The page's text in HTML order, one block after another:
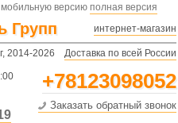
версию полная версия
Групп интернет-магазин
2014-2026 Доставка по всей России
+78123098052
Заказать обратный звонок